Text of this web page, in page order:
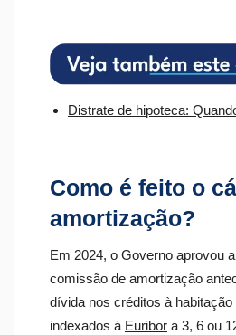
Distrate de hipoteca:
Como é feito o
amortização?
Em 2024, o Governo aprovou
comissão de amortização
dívida nos créditos à
indexados à Euribor a 3, 6 ou